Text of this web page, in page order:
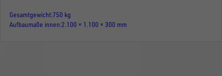
Gesamtgewicht 750 kg
Aufbaumaße innen 2.100 × 1.100 × 300 mm